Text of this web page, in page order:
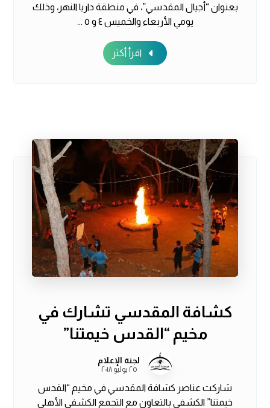
بعنوان “أجيال المقدسي”، في منطقة داريا النهر، وذلك
يومي الأربعاء والخميس ٤ و ٥ ...
اقرأ أكثر
كشافة المقدسي تشارك في
مخيم “القدس خيمتنا”
لجنة الإعلام
٢٥ يوليو ٢٠١٨
شاركت عناصر كشافة المقدسي في مخيم “القدس
خيمتنا” الكشفي بالتعاون مع التجمع الكشفي الأهلي